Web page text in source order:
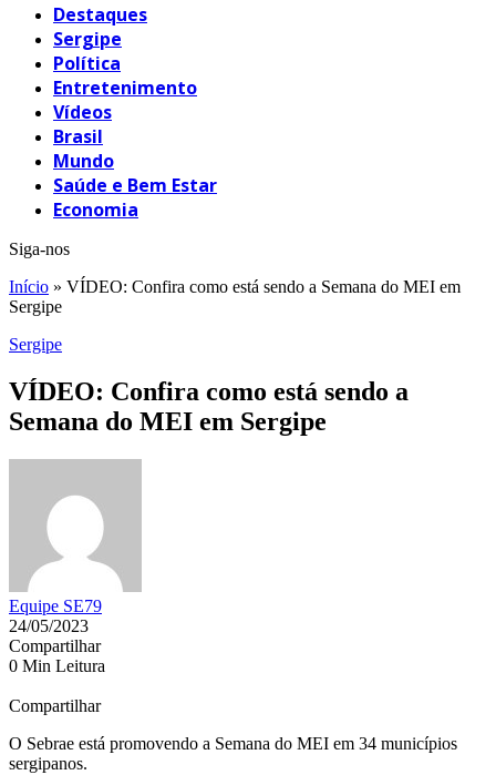
Destaques
Sergipe
Política
Entretenimento
Vídeos
Brasil
Mundo
Saúde e Bem Estar
Economia
Siga-nos
Início » VÍDEO: Confira como está sendo a Semana do MEI em
Sergipe
Sergipe
VÍDEO: Confira como está sendo a
Semana do MEI em Sergipe
Equipe SE79
24/05/2023
Compartilhar
0 Min Leitura
Compartilhar
O Sebrae está promovendo a Semana do MEI em 34 municípios
sergipanos.